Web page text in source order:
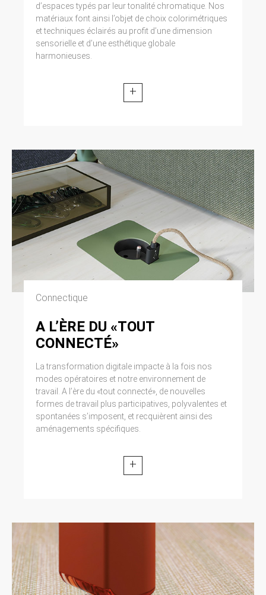
d’espaces typés par leur tonalité chromatique. Nos
matériaux font ainsi l’objet de choix colorimétriques
et techniques éclairés au profit d’une dimension
sensorielle et d’une esthétique globale
harmonieuses.
+
Connectique
A L’ÈRE DU «TOUT
CONNECTÉ»
La transformation digitale impacte à la fois nos
modes opératoires et notre environnement de
travail. A l’ère du «tout connecté», de nouvelles
formes de travail plus participatives, polyvalentes et
spontanées s’imposent, et recquièrent ainsi des
aménagements spécifiques.
+